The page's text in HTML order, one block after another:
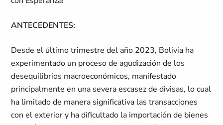
ANTECEDENTES:
Desde el último trimestre del año 2023, Bolivia ha
experimentado un proceso de agudización de los
desequilibrios macroeconómicos, manifestado
principalmente en una severa escasez de divisas, lo cual
ha limitado de manera significativa las transacciones
con el exterior y ha dificultado la importación de bienes